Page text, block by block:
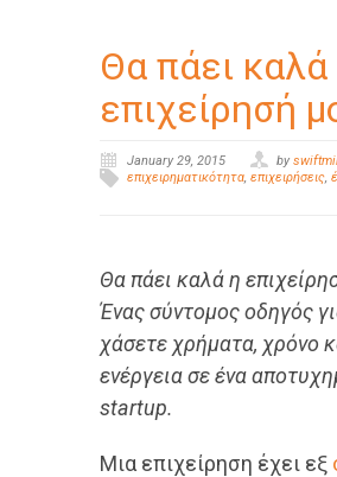
Θα πάει καλά
επιχείρησή
January 29, 2015 by
επιχειρηματικότητα, επιχειρήσεις,
Θα πάει καλά η
Ένας σύντομος οδηγός
χάσετε χρήματα, χρόνο
ενέργεια σε ένα
startup.
Μια επιχείρηση έχει εξ